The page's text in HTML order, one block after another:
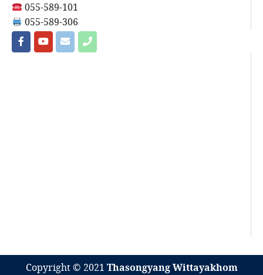
055-589-101
055-589-306
Copyright © 2021 Thasongyang Wittayakhom